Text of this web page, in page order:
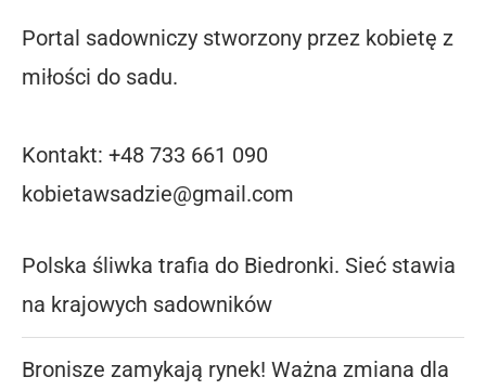
Portal sadowniczy stworzony przez kobietę z
miłości do sadu.
Kontakt: +48 733 661 090
kobietawsadzie@gmail.com
Polska śliwka trafia do Biedronki. Sieć stawia
na krajowych sadowników
Bronisze zamykają rynek! Ważna zmiana dla